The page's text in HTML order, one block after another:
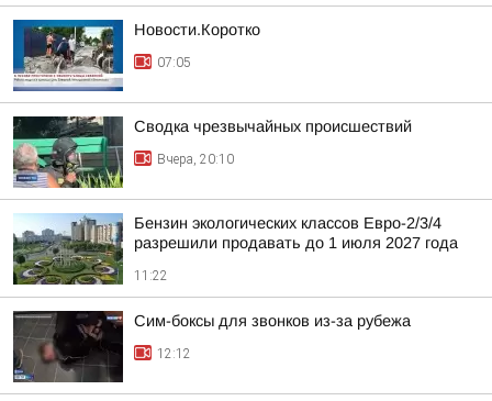
Новости.Коротко
07:05
Сводка чрезвычайных происшествий
Вчера, 20:10
Бензин экологических классов Евро-2/3/4
разрешили продавать до 1 июля 2027 года
11:22
Сим-боксы для звонков из-за рубежа
12:12